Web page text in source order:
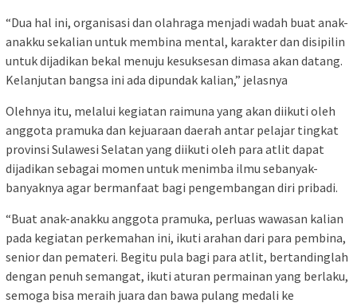
“Dua hal ini, organisasi dan olahraga menjadi wadah buat anak-
anakku sekalian untuk membina mental, karakter dan disipilin
untuk dijadikan bekal menuju kesuksesan dimasa akan datang.
Kelanjutan bangsa ini ada dipundak kalian,” jelasnya
Olehnya itu, melalui kegiatan raimuna yang akan diikuti oleh
anggota pramuka dan kejuaraan daerah antar pelajar tingkat
provinsi Sulawesi Selatan yang diikuti oleh para atlit dapat
dijadikan sebagai momen untuk menimba ilmu sebanyak-
banyaknya agar bermanfaat bagi pengembangan diri pribadi.
“Buat anak-anakku anggota pramuka, perluas wawasan kalian
pada kegiatan perkemahan ini, ikuti arahan dari para pembina,
senior dan pemateri. Begitu pula bagi para atlit, bertandinglah
dengan penuh semangat, ikuti aturan permainan yang berlaku,
semoga bisa meraih juara dan bawa pulang medali ke